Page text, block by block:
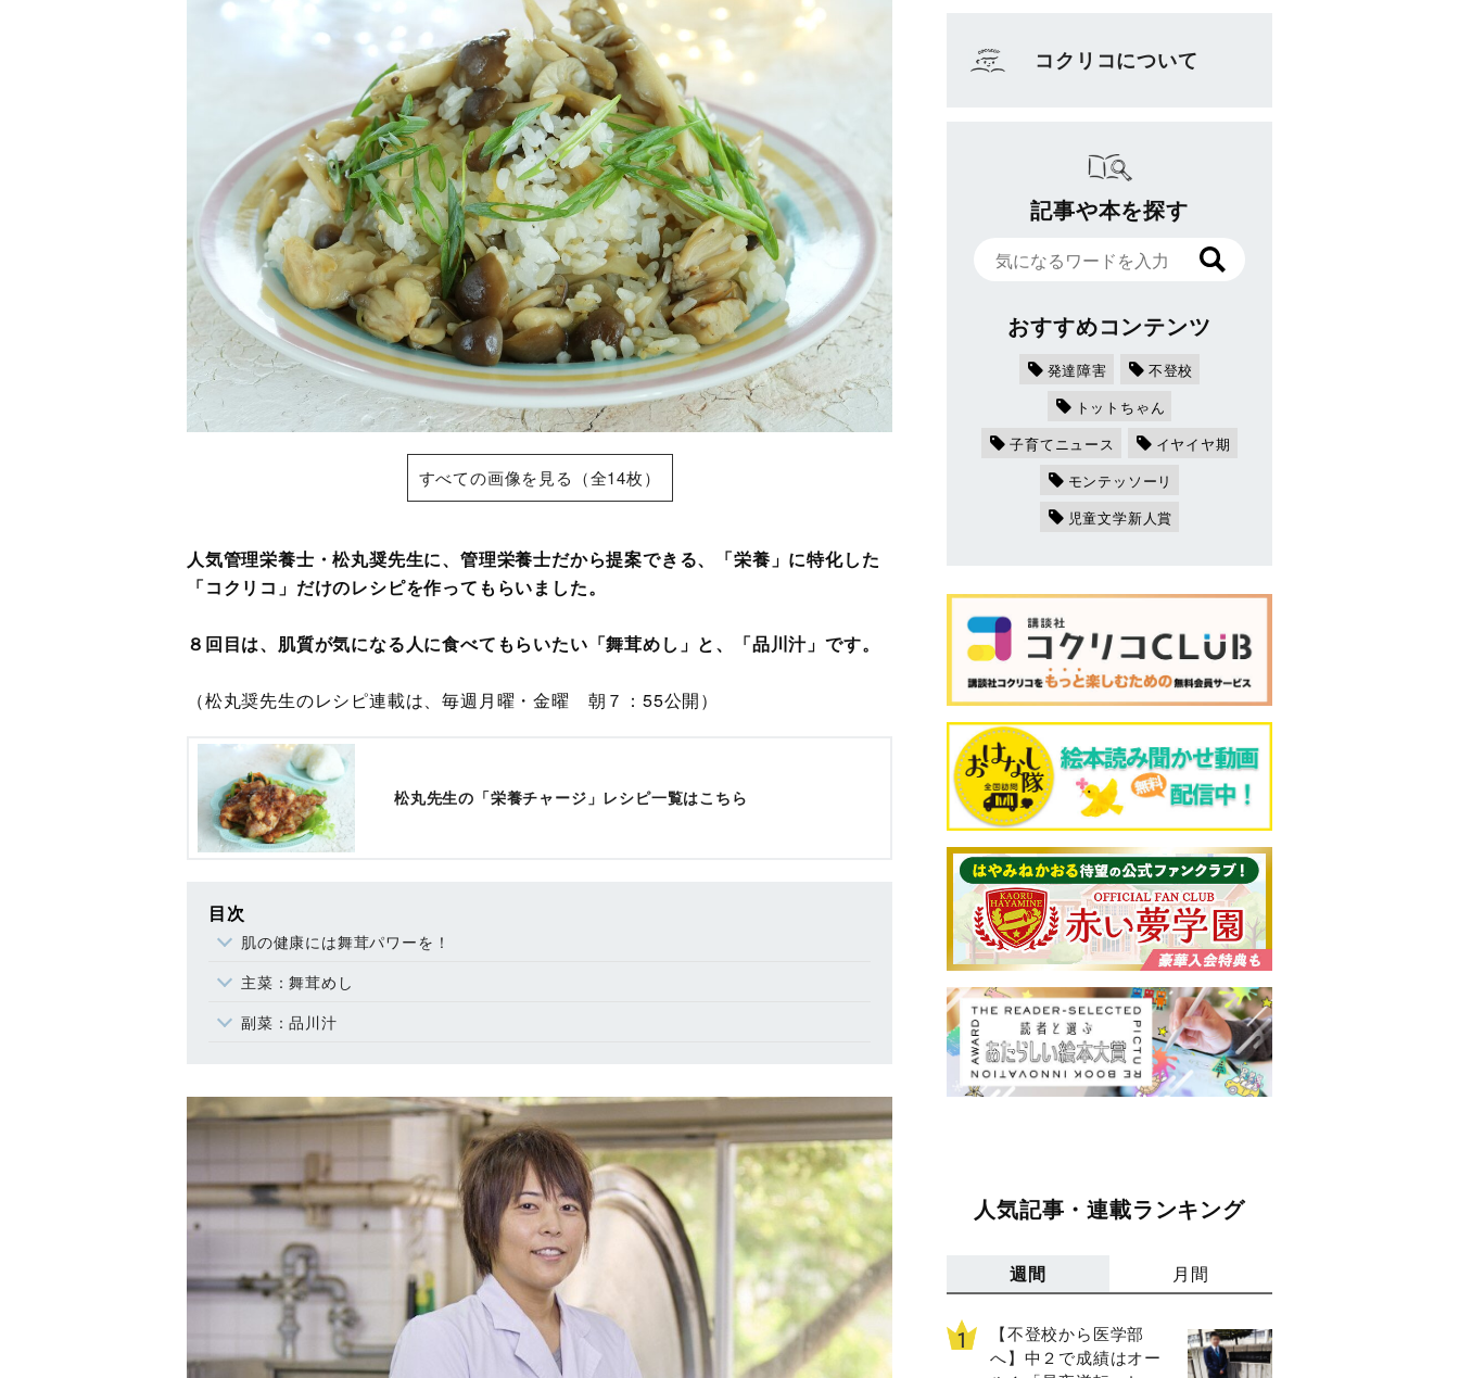
すべての画像を見る（全14枚）
人気管理栄養士・松丸奨先生に、管理栄養士だから提案できる、「栄養」に特化した
「コクリコ」だけのレシピを作ってもらいました。
８回目は、肌質が気になる人に食べてもらいたい「舞茸めし」と、「品川汁」です。
（松丸奨先生のレシピ連載は、毎週月曜・金曜 朝７：55公開）
松丸先生の「栄養チャージ」レシピ一覧はこちら
目次
肌の健康には舞茸パワーを！
主菜：舞茸めし
副菜：品川汁
コクリコについて
記事や本を探す
おすすめコンテンツ
発達障害
不登校
トットちゃん
子育てニュース
イヤイヤ期
モンテッソーリ
児童文学新人賞
人気記事・連載ランキング
週間 月間
【不登校から医学部
へ】中２で成績はオー